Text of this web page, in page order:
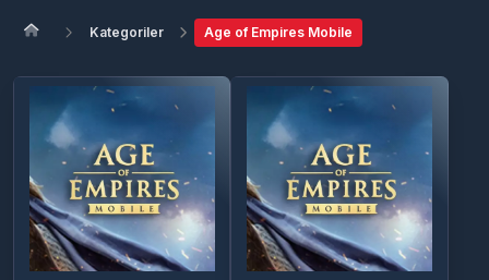
Kategoriler Age of Empires Mobile